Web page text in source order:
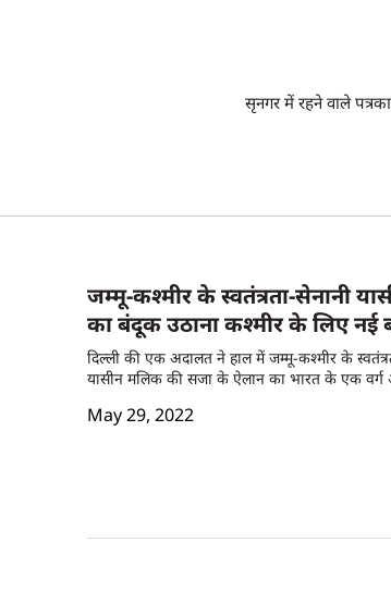
सृनगर में रहने वाले
जम्मू-कश्मीर के स्वतंत्रता-सेनानी
का बंदूक उठाना कश्मीर के लिए नई
दिल्ली की एक अदालत ने हाल में जम्मू-कश्मीर के
यासीन मलिक की सजा के ऐलान का भारत के एक वर्ग
संशय, शंका और सवालों को दबा दिया गया जो यासीन
ब्रिटिश सरकार ने भारतीय स्वतंत्रता सेनानियों के
May 29, 2022